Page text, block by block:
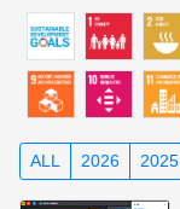
ALL 2026 2025